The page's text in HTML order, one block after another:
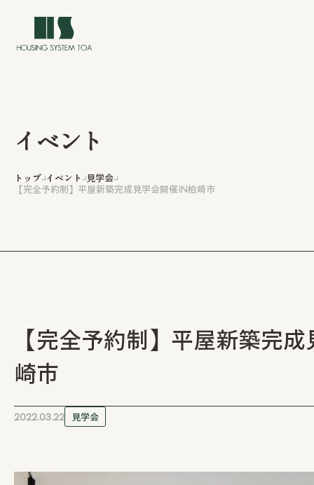
私たちについて
注文住宅
リフォーム / リノベーション
店舗・アパート
イベント
トップ イベント 見学会
【完全予約制】平屋新築完成見学会開催IN柏崎市
【完全予約制】平屋新築完
崎市
2022.03.22 見学会